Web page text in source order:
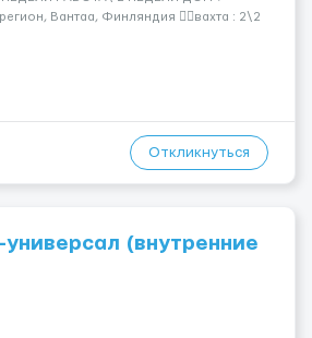
Вантаа, Финляндия 👌🏻вахта : 2\2
предоставляется БЕСПЛАТНО 📞
Откликнуться
(внутренние